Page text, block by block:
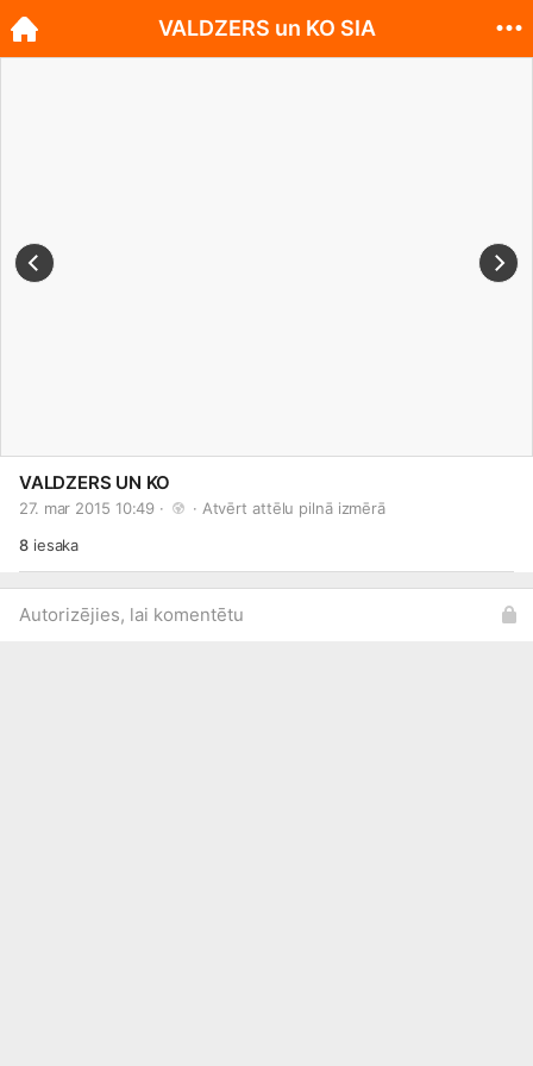
VALDZERS UN KO
27. mar 2015 10:49 · · Atvērt attēlu pilnā izmērā
8iesaka
Autorizējies, lai komentētu
VALDZERS un KO SIA